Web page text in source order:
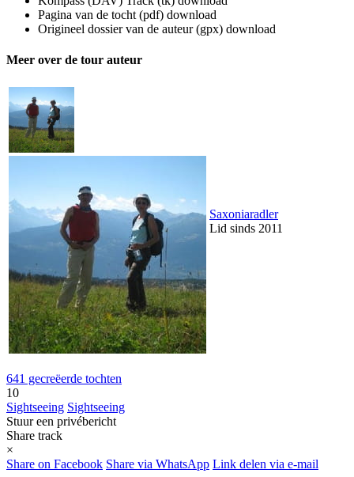
Pagina van de tocht (pdf) download
Origineel dossier van de auteur (gpx) download
Meer over de tour auteur
Saxoniaradler
Lid sinds 2011
641 gecreëerde tochten
10
Sightseeing Sightseeing
Stuur een privébericht
Share track
×
Share on Facebook Share via WhatsApp Link delen via e-mail